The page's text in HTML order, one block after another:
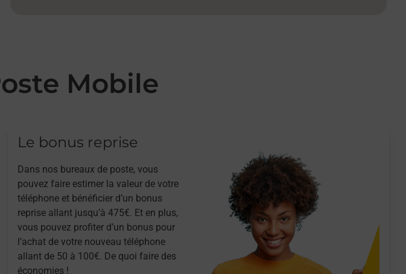
Mobile
Le bonus reprise
Dans nos bureaux de poste, vous
pouvez faire estimer la valeur de votre
téléphone et bénéficier d’un bonus
reprise allant jusqu’à 475€. Et en plus,
vous pouvez profiter d’un bonus pour
l’achat de votre nouveau téléphone
allant de 50 à 100€. De quoi faire des
économies !